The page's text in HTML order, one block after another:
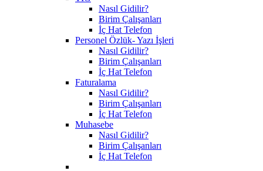
Nasıl Gidilir?
Birim Çalışanları
İç Hat Telefon
Personel Özlük- Yazı İşleri
Nasıl Gidilir?
Birim Çalışanları
İç Hat Telefon
Faturalama
Nasıl Gidilir?
Birim Çalışanları
İç Hat Telefon
Muhasebe
Nasıl Gidilir?
Birim Çalışanları
İç Hat Telefon